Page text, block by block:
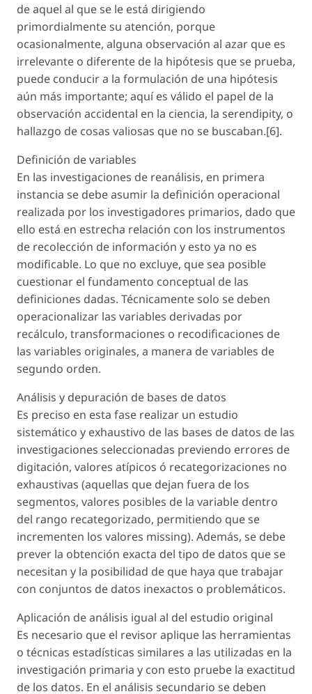
de aquel al que se le está dirigiendo
primordialmente su atención, porque
ocasionalmente, alguna observación al azar que es
irrelevante o diferente de la hipótesis que se prueba,
puede conducir a la formulación de una hipótesis
aún más importante; aquí es válido el papel de la
observación accidental en la ciencia, la serendipity, o
hallazgo de cosas valiosas que no se buscaban.[6].
Definición de variables
En las investigaciones de reanálisis, en primera
instancia se debe asumir la definición operacional
realizada por los investigadores primarios, dado que
ello está en estrecha relación con los instrumentos
de recolección de información y esto ya no es
modificable. Lo que no excluye, que sea posible
cuestionar el fundamento conceptual de las
definiciones dadas. Técnicamente solo se deben
operacionalizar las variables derivadas por
recálculo, transformaciones o recodificaciones de
las variables originales, a manera de variables de
segundo orden.
Análisis y depuración de bases de datos
Es preciso en esta fase realizar un estudio
sistemático y exhaustivo de las bases de datos de las
investigaciones seleccionadas previendo errores de
digitación, valores atípicos ó recategorizaciones no
exhaustivas (aquellas que dejan fuera de los
segmentos, valores posibles de la variable dentro
del rango recategorizado, permitiendo que se
incrementen los valores missing). Además, se debe
prever la obtención exacta del tipo de datos que se
necesitan y la posibilidad de que haya que trabajar
con conjuntos de datos inexactos o problemáticos.
Aplicación de análisis igual al del estudio original
Es necesario que el revisor aplique las herramientas
o técnicas estadísticas similares a las utilizadas en la
investigación primaria y con esto pruebe la exactitud
de los datos. En el análisis secundario se deben